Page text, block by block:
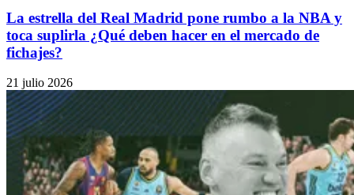
La estrella del Real Madrid pone rumbo a la NBA y
toca suplirla ¿Qué deben hacer en el mercado de
fichajes?
21 julio 2026